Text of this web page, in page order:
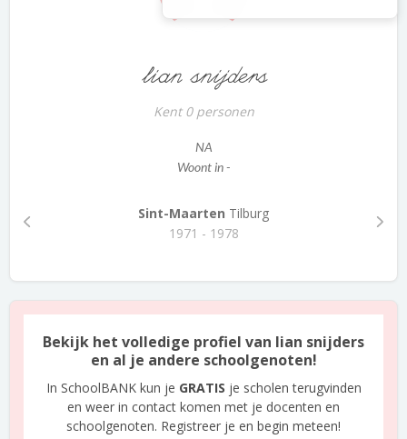
lian snijders
Kent 0 personen
NA
Woont in -
Sint-Maarten Tilburg
1971 - 1978
Bekijk het volledige profiel van lian snijders
en al je andere schoolgenoten!
In SchoolBANK kun je GRATIS je scholen terugvinden
en weer in contact komen met je docenten en
schoolgenoten. Registreer je en begin meteen!